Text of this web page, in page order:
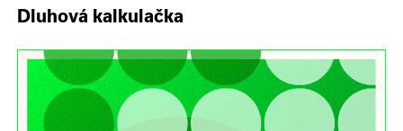
Dluhová kalkulačka